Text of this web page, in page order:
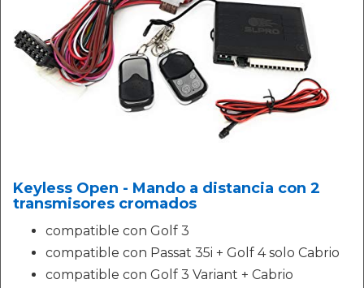
Keyless Open - Mando a distancia con 2
transmisores cromados
compatible con Golf 3
compatible con Passat 35i + Golf 4 solo Cabrio
compatible con Golf 3 Variant + Cabrio